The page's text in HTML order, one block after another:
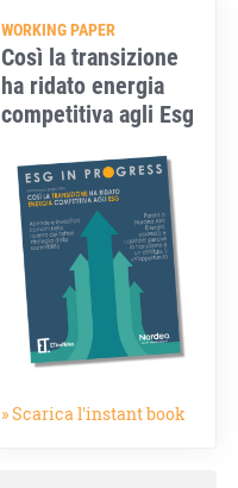
WORKING PAPER
Così la transizione
ha ridato energia
competitiva agli Esg
» Scarica l'instant book